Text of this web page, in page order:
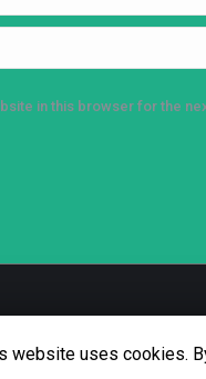
in this browser for the
website uses cookies.